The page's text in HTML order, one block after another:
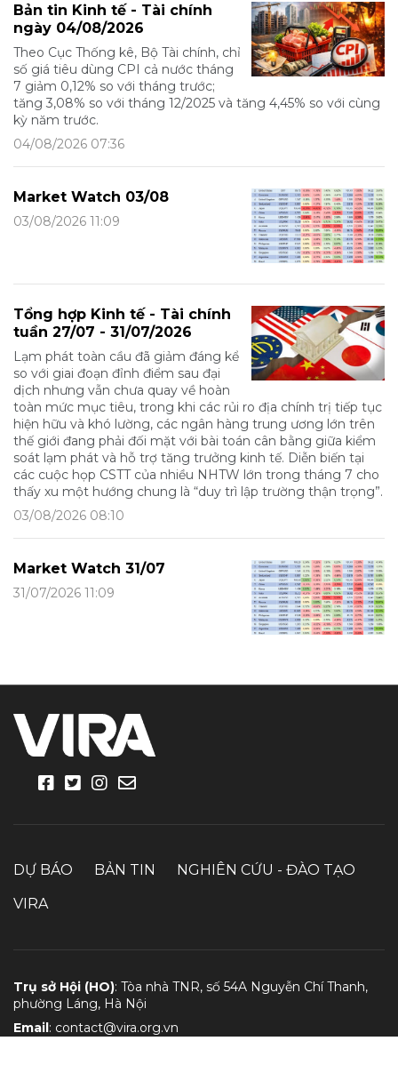
Bản tin Kinh tế - Tài chính
ngày 04/08/2026
Theo Cục Thống kê, Bộ Tài chính, chỉ
số giá tiêu dùng CPI cả nước tháng
7 giảm 0,12% so với tháng trước;
tăng 3,08% so với tháng 12/2025 và tăng 4,45% so với cùng
kỳ năm trước.
04/08/2026 07:36
Market Watch 03/08
03/08/2026 11:09
Tổng hợp Kinh tế - Tài chính
tuần 27/07 - 31/07/2026
Lạm phát toàn cầu đã giảm đáng kể
so với giai đoạn đỉnh điểm sau đại
dịch nhưng vẫn chưa quay về hoàn
toàn mức mục tiêu, trong khi các rủi ro địa chính trị tiếp tục
hiện hữu và khó lường, các ngân hàng trung ương lớn trên
thế giới đang phải đối mặt với bài toán cân bằng giữa kiểm
soát lạm phát và hỗ trợ tăng trưởng kinh tế. Diễn biến tại
các cuộc họp CSTT của nhiều NHTW lớn trong tháng 7 cho
thấy xu một hướng chung là “duy trì lập trường thận trọng”.
03/08/2026 08:10
Market Watch 31/07
31/07/2026 11:09
DỰ BÁO BẢN TIN
NGHIÊN CỨU - ĐÀO TẠO
VIRA
Trụ sở Hội (HO): Tòa nhà TNR, số 54A Nguyễn Chí Thanh,
phường Láng, Hà Nội
Email: contact@vira.org.vn